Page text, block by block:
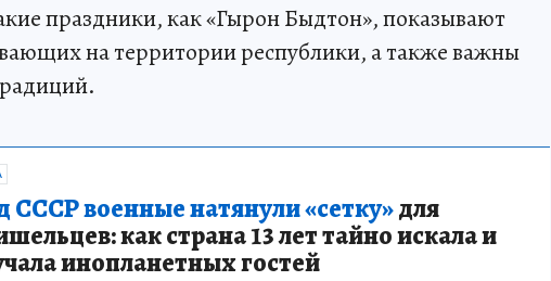
праздники, как «Гырон Быдтон», показывают
на территории республики, а также важны
СССР военные натянули «сетку»для
как страна 13 лет тайно искала и
инопланетных гостей